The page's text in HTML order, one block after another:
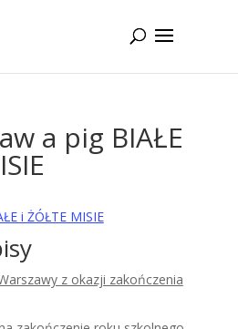
a pig BIAŁE
i ŻÓŁTE MISIE
z okazji zakończenia